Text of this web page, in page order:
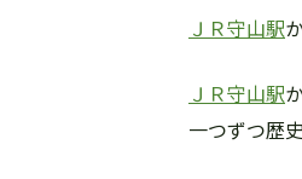
ＪＲ守山駅
ＪＲ守山駅
一つずつ歴